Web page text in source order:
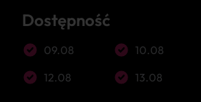
Dostępność
09.08 10.08
12.08
13.08